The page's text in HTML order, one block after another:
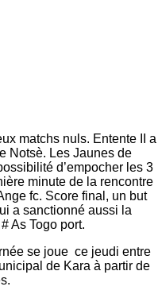
matchs nuls. Entente II a
Notsè. Les Jaunes de
d’empocher les 3
minute de la rencontre
fc. Score final, un but
a sanctionné aussi la
As Togo port.
se joue ce jeudi entre
de Kara à partir de